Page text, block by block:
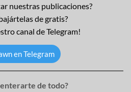
nuestras publicaciones?
de gratis?
canal de Telegram!
en Telegram
de todo?